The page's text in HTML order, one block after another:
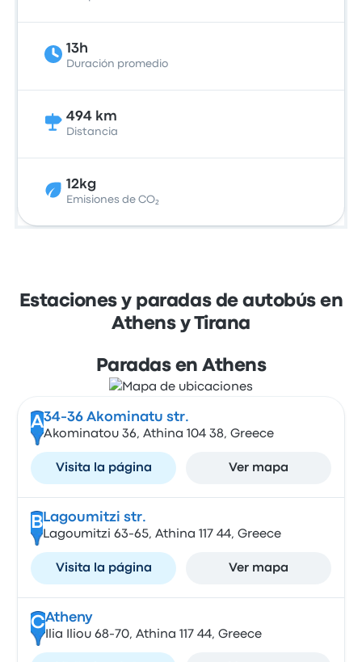
13h
Duración promedio
494 km
Distancia
12kg
Emisiones de CO₂
Estaciones y paradas de autobús en
Athens y Tirana
Paradas en Athens
A34-36 Akominatu str.
Akominatou 36, Athina 104 38, Greece
Visita la página Ver mapa
B Lagoumitzi str.
Lagoumitzi 63-65, Athina 117 44, Greece
Visita la página Ver mapa
CAtheny
Ilia Iliou 68-70, Athina 117 44, Greece